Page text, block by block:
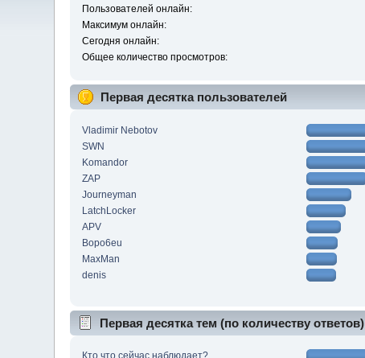
Пользователей онлайн:
Максимум онлайн:
Сегодня онлайн:
Общее количество просмотров:
Первая десятка пользователей
Vladimir Nebotov
SWN
Komandor
ZAP
Journeyman
LatchLocker
APV
Bopo6eu
MaxMan
denis
Первая десятка тем (по количеству ответов)
Кто что сейчас наблюдает?